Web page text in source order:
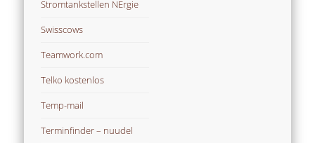
Stromtankstellen NErgie
Swisscows
Teamwork.com
Telko kostenlos
Temp-mail
Terminfinder – nuudel